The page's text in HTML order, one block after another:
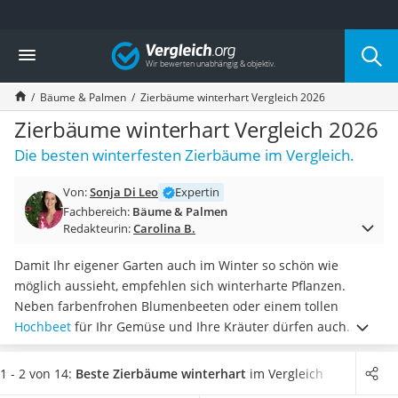
Die beliebtesten Vergleiche nach Kategorie
Baumarkt
Tresor feuerfest
Makita-Akku-Rasenmäher
Kappsäge
Smartes Türschloss
Akku-Rasentrimmer
Split-Klimaanlage 2 Innengeräte
Pelletofen
Tiefbrunnenpumpe
Fliesenschneider
Hochdruckreiniger
Doppelschleifer
Überwachungskamera
Benzinrasenmäher mit Elektrostart
Vergleich
Bäume & Palmen Zierbäume winterhart Vergleich 2026
Zierbäume winterhart Vergleich 2026
Die besten winterfesten Zierbäume im Vergleich.
Von:Sonja Di Leo
Expertin
Fachbereich: Bäume & Palmen
Redakteurin:Carolina B.
Damit Ihr eigener Garten auch im Winter so schön wie
möglich aussieht, empfehlen sich winterharte Pflanzen.
Neben farbenfrohen Blumenbeeten oder einem tollen
Hochbeet für Ihr Gemüse und Ihre Kräuter dürfen auch
imposante Bäume nicht fehlen. Damit Sie nicht jedes Jahr
ums Neue einen Baum pflanzen müssen, empfehlen Tests im
1 - 2 von 14: Beste Zierbäume winterhart im Vergleich